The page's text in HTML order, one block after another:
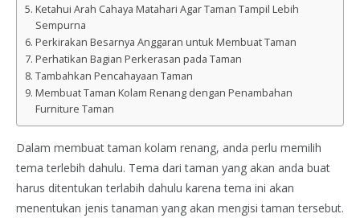
Ketahui Arah Cahaya Matahari Agar Taman Tampil Lebih
Sempurna
Perkirakan Besarnya Anggaran untuk Membuat Taman
Perhatikan Bagian Perkerasan pada Taman
Tambahkan Pencahayaan Taman
Membuat Taman Kolam Renang dengan Penambahan
Furniture Taman
Dalam membuat taman kolam renang, anda perlu memilih
tema terlebih dahulu. Tema dari taman yang akan anda buat
harus ditentukan terlabih dahulu karena tema ini akan
menentukan jenis tanaman yang akan mengisi taman tersebut.